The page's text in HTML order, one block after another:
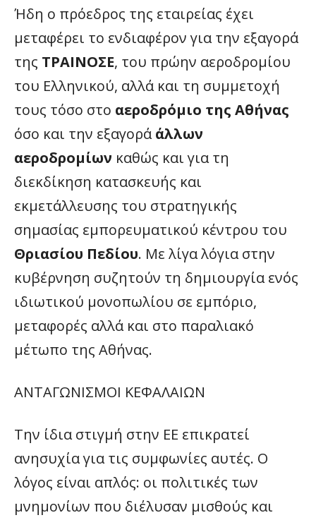
Ήδη ο πρόεδρος της εταιρείας έχει
μεταφέρει το ενδιαφέρον για την εξαγορά
της ΤΡΑΙΝΟΣΕ, του πρώην αεροδρομίου
του Ελληνικού, αλλά και τη συμμετοχή
τους τόσο στο αεροδρόμιο της Αθήνας
όσο και την εξαγοράάλλων
αεροδρομίων καθώς και για τη
διεκδίκηση κατασκευής και
εκμετάλλευσης του στρατηγικής
σημασίας εμπορευματικού κέντρου του
Θριασίου Πεδίου. Με λίγα λόγια στην
κυβέρνηση συζητούν τη δημιουργία ενός
ιδιωτικού μονοπωλίου σε εμπόριο,
μεταφορές αλλά και στο παραλιακό
μέτωπο της Αθήνας.
ΑΝΤΑΓΩΝΙΣΜΟΙ ΚΕΦΑΛΑΙΩΝ
Την ίδια στιγμή στην ΕΕ επικρατεί
ανησυχία για τις συμφωνίες αυτές. Ο
λόγος είναι απλός: οι πολιτικές των
μνημονίων που διέλυσαν μισθούς και